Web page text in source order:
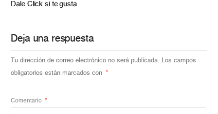
Dale Click si te gusta
Deja una respuesta
Tu dirección de correo electrónico no será publicada. Los campos
obligatorios están marcados con
*
Comentario *